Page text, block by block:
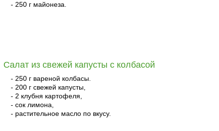
- 250 г майонеза.
Салат из свежей капусты с колбасой
- 250 г вареной колбасы.
- 200 г свежей капусты,
- 2 клубня картофеля,
- сок лимона,
- растительное масло по вкусу.